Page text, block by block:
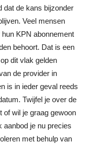
dat de kans bijzonder
Veel mensen
KPN abonnement
behoort. Dat is een
dit vlak gelden
de provider in
is in ieder geval reeds
Twijfel je over de
of wil je graag gewoon
aanbod je nu precies
met behulp van